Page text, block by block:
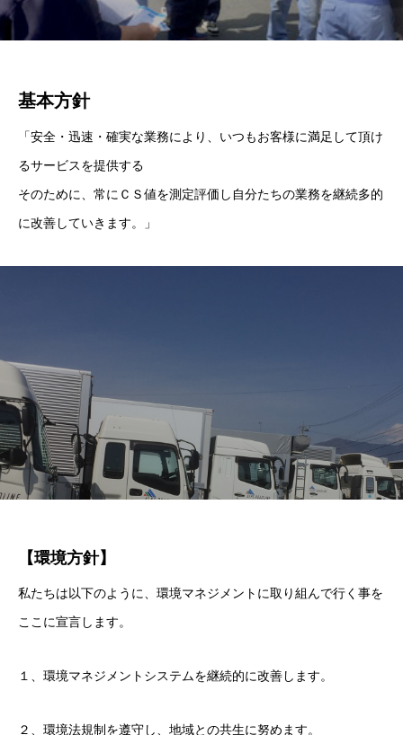
基本方針
「安全・迅速・確実な業務により、いつもお客様に満足して頂け
るサービスを提供する
そのために、常にＣＳ値を測定評価し自分たちの業務を継続多的
に改善していきます。」
【環境方針】
私たちは以下のように、環境マネジメントに取り組んで行く事を
ここに宣言します。
１、環境マネジメントシステムを継続的に改善します。
２、環境法規制を遵守し、地域との共生に努めます。